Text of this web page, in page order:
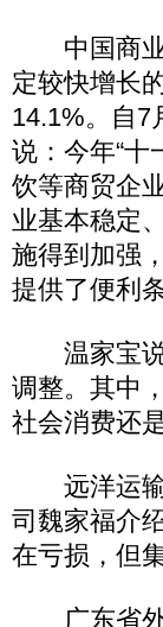
中国商业
定较快增长
14.1%。自7
说：今年“十
饮等商贸企
业基本稳定
施得到加强
提供了便利条
温家宝说
调整。其中
社会消费还
远洋运输
司魏家福介
在亏损，但
广东省外